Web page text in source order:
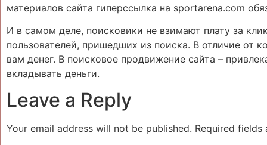
материалов сайта гиперссылка на sportarena.com
И в самом деле, поисковики не взимают плату за
пользователей, пришедших из поиска. В отличие от
вам денег. В поисковое продвижение сайта –
вкладывать деньги.
Leave a Reply
Your email address will not be published. Required